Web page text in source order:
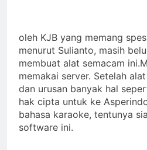
oleh KJB yang memang
menurut Sulianto, masih
membuat alat semacam
memakai server. Setelah
dan urusan banyak hal
hak cipta untuk ke
bahasa karaoke, tentunya
software ini.